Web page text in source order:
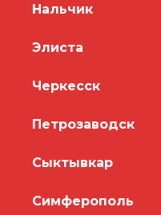
Нальчик
Элиста
Черкесск
Петрозаводск
Сыктывкар
Симферополь